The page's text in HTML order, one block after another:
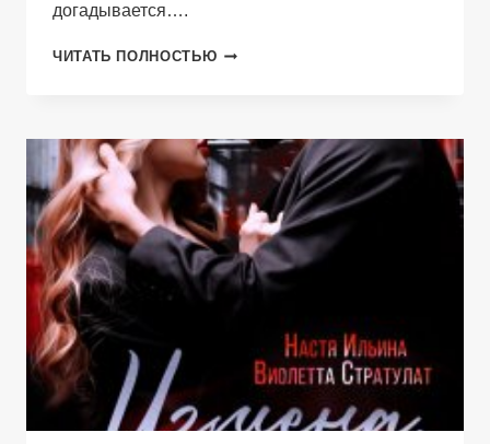
догадывается….
ЧИТАТЬ ПОЛНОСТЬЮ ОБМАНЩИЦА,
ТЕБЯ
ЛЮБЛЮ